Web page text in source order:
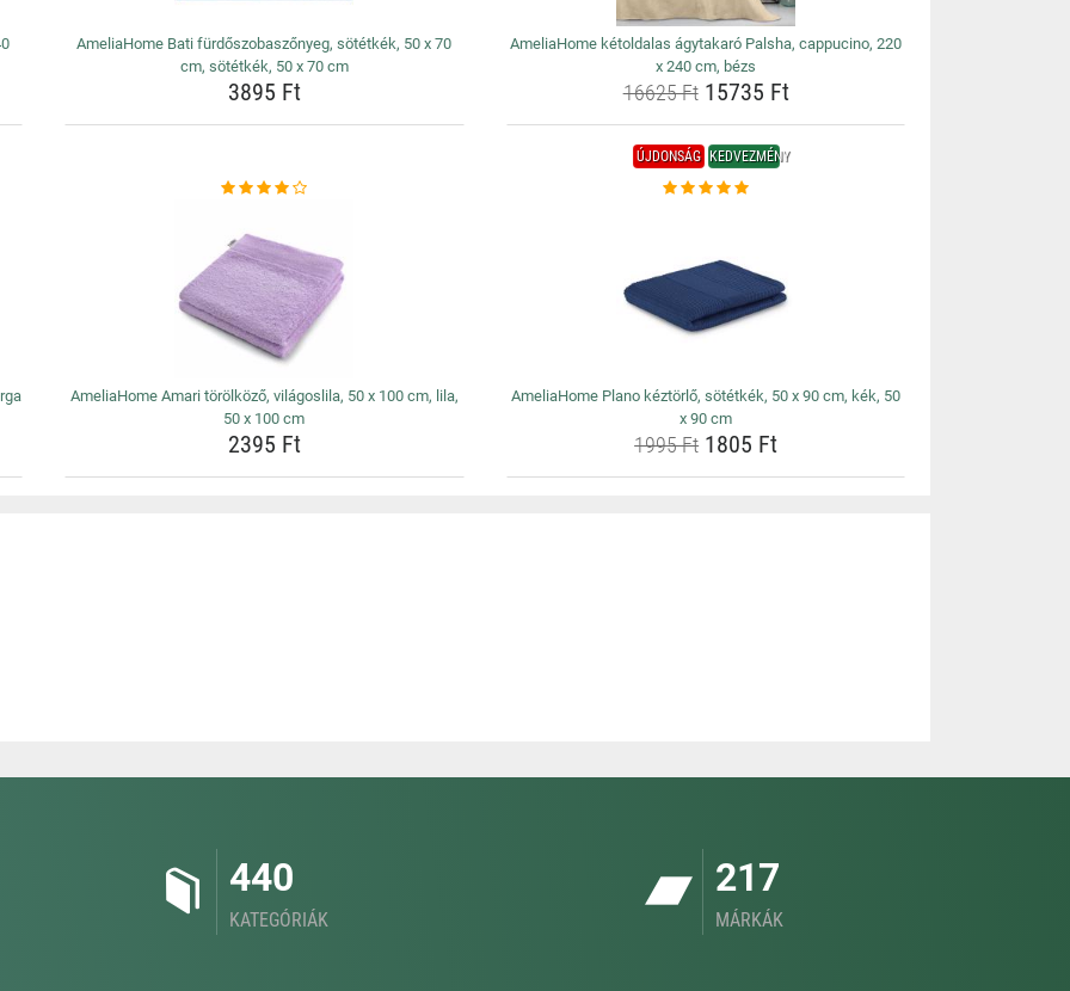
AmeliaHome Bati fürdőszobaszőnyeg, sötétkék, 50 x 70
cm, sötétkék, 50 x 70 cm
3895 Ft
AmeliaHome kétoldalas ágytakaró Palsha, cappucino, 220
x 240 cm, bézs
16625 Ft15735 Ft
AmeliaHome Amari törölköző, világoslila, 50 x 100 cm, lila,
50 x 100 cm
2395 Ft
ÚJDONSÁG KEDVEZMÉNY
AmeliaHome Plano kéztörlő, sötétkék, 50 x 90 cm, kék, 50
x 90 cm
1995 Ft 1805 Ft
440
KATEGÓRIÁK
217
MÁRKÁK